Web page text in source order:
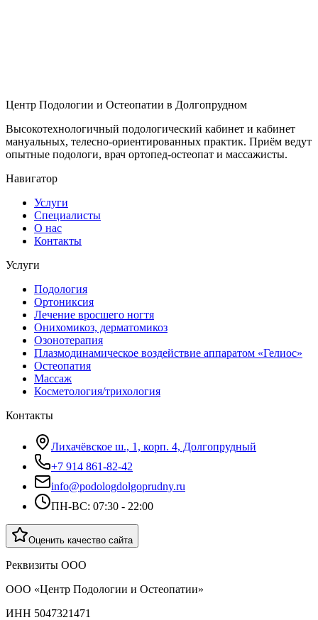
Центр Подологии и Остеопатии в Долгопрудном
Высокотехнологичный подологический кабинет и кабинет
мануальных, телесно-ориентированных практик. Приём ведут
опытные подологи, врач ортопед-остеопат и массажисты.
Навигатор
Услуги
Специалисты
О нас
Контакты
Услуги
Подология
Ортониксия
Лечение вросшего ногтя
Онихомикоз, дерматомикоз
Озонотерапия
Плазмодинамическое воздействие аппаратом «Гелиос»
Остеопатия
Массаж
Косметология/трихология
Контакты
Лихачёвское ш., 1, корп. 4, Долгопрудный
+7 914 861-82-42
info@podologdolgoprudny.ru
ПН-ВС: 07:30 - 22:00
Оценить качество сайта
Реквизиты ООО
ООО «Центр Подологии и Остеопатии»
ИНН 5047321471